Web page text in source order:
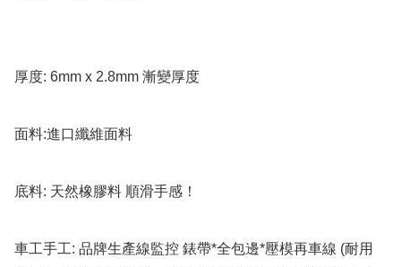
厚度: 6mm x 2.8mm 漸變厚度
面料:進口纖維面料
底料: 天然橡膠料 順滑手感！
車工手工: 品牌生產線監控 錶帶*全包邊*壓模再車線 (耐用